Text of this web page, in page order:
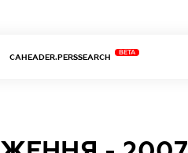
CAHEADER.PERSSEARCH
BETA